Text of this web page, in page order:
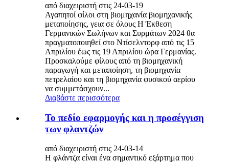
από διαχειριστή στις 24-03-19
Αγαπητοί φίλοι στη βιομηχανία βιομηχανικής
μεταποίησης, γεια σε όλους Η Έκθεση
Γερμανικών Σωλήνων και Συρμάτων 2024 θα
πραγματοποιηθεί στο Ντίσελντορφ από τις 15
Απριλίου έως τις 19 Απριλίου ώρα Γερμανίας.
Προσκαλούμε φίλους από τη βιομηχανική
παραγωγή και μεταποίηση, τη βιομηχανία
πετρελαίου και τη βιομηχανία φυσικού αερίου
να συμμετάσχουν...
Διαβάστε περισσότερα
Το πεδίο εφαρμογής και η προσέγγιση
των φλαντζών
από διαχειριστή στις 24-03-14
Η φλάντζα είναι ένα σημαντικό εξάρτημα που